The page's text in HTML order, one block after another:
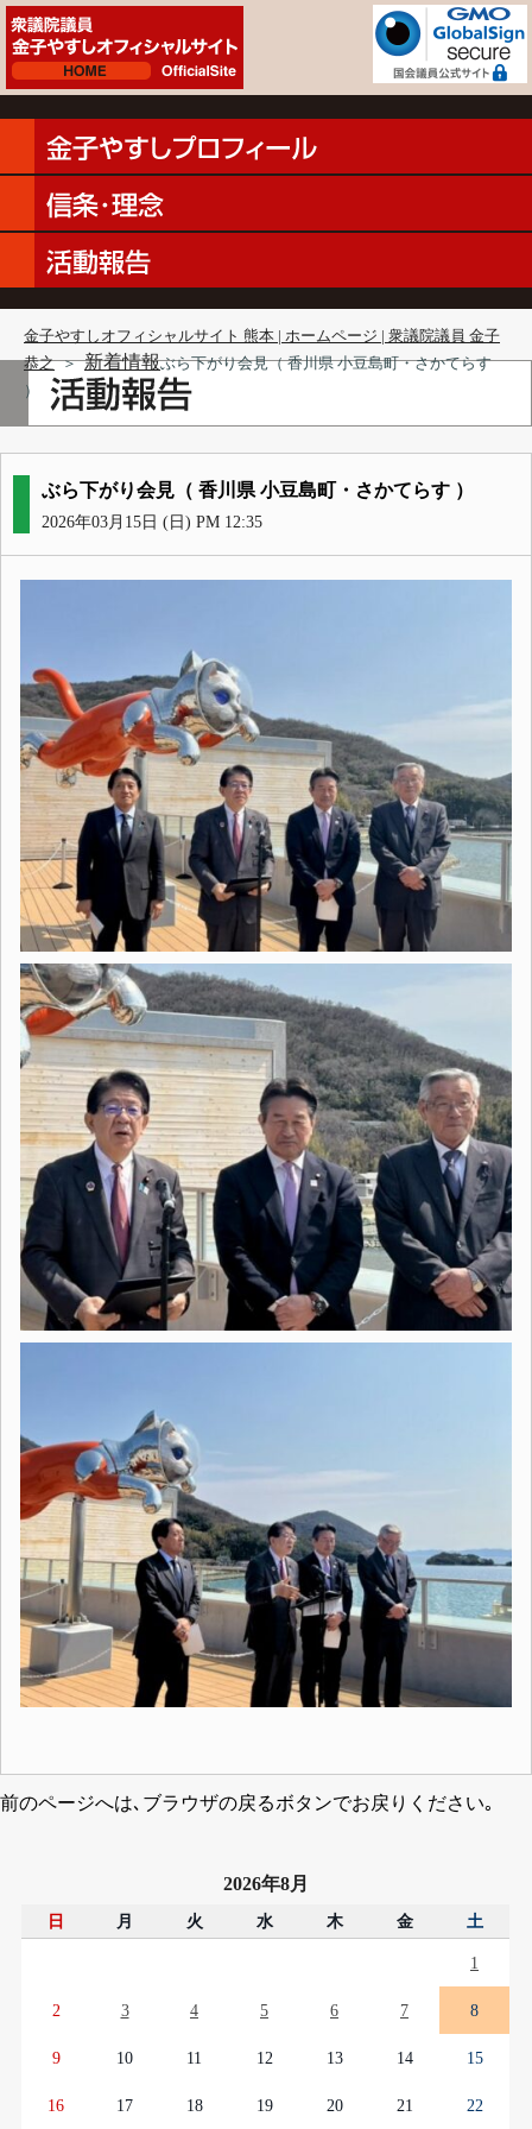
金子やすしオフィシャルサイト 熊本 | ホームページ | 衆議院議員 金子
恭之 ＞ 新着情報ぶら下がり会見（ 香川県 小豆島町・さかてらす
）
ぶら下がり会見（ 香川県 小豆島町・さかてらす ）
2026年03月15日 (日) PM 12:35
前のページへは､ブラウザの戻るボタンでお戻りください｡
2026年8月
日 月 火 水 木 金 土
1
2 3 4 5 6 7 8
9 10 11 12 13 14 15
16 17 18 19 20 21 22